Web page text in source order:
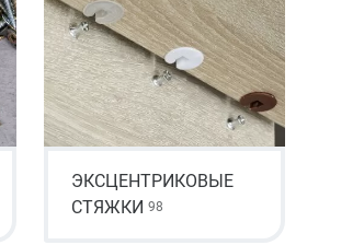
ЭКСЦЕНТРИКОВЫЕ
СТЯЖКИ 98